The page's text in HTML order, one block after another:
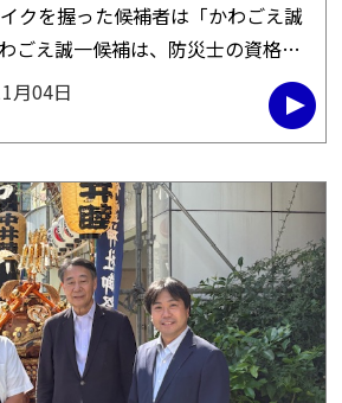
クを握った候補者は「かわごえ誠
ごえ誠一候補は、防災士の資格を
づくりに尽力し、PTA会長や親父
て、 […]
月04日